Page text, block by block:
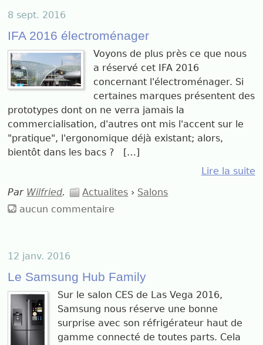
8 sept. 2016
IFA 2016 électroménager
Voyons de plus près ce que nous
a réservé cet IFA 2016
concernant l'électroménager. Si
certaines marques présentent des
prototypes dont on ne verra jamais la
commercialisation, d'autres ont mis l'accent sur le
"pratique", l'ergonomique déjà existant; alors,
bientôt dans les bacs ? […]
Lire la suite
Par Wilfried. Actualites › Salons
aucun commentaire
12 janv. 2016
Le Samsung Hub Family
Sur le salon CES de Las Vega 2016,
Samsung nous réserve une bonne
surprise avec son réfrigérateur haut de
gamme connecté de toutes parts. Cela